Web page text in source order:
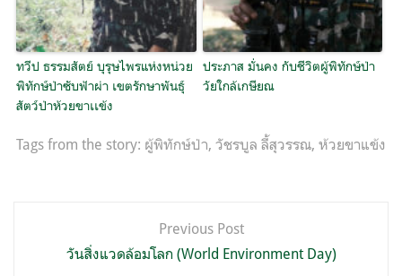
ทวีป ธรรมสัตย์ บุรุษไพรแห่งหน่วย
พิทักษ์ป่าซับฟ้าผ่า เขตรักษาพันธุ์
สัตว์ป่าห้วยขาเเข้ง
ประภาส มั่นคง กับชีวิตผู้พิทักษ์ป่า
วัยใกล้เกษียณ
Tags from the story: ผู้พิทักษ์ป่า, วัชรบูล ลี้สุวรรณ, ห้วยขาแข้ง
Previous Post
วันสิ่งแวดล้อมโลก (World Environment Day)